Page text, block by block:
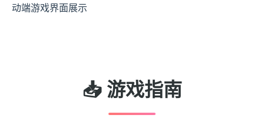
动端游戏界面展示
📥 游戏指南